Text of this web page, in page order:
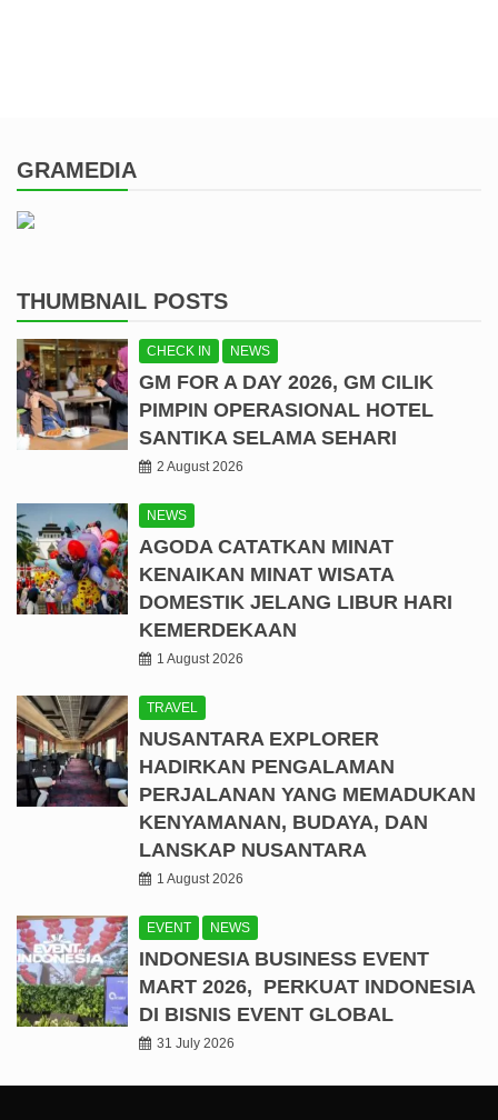
GRAMEDIA
THUMBNAIL POSTS
CHECK IN NEWS
GM FOR A DAY 2026, GM CILIK
PIMPIN OPERASIONAL HOTEL
SANTIKA SELAMA SEHARI
2 August 2026
NEWS
AGODA CATATKAN MINAT
KENAIKAN MINAT WISATA
DOMESTIK JELANG LIBUR HARI
KEMERDEKAAN
1 August 2026
TRAVEL
NUSANTARA EXPLORER
HADIRKAN PENGALAMAN
PERJALANAN YANG MEMADUKAN
KENYAMANAN, BUDAYA, DAN
LANSKAP NUSANTARA
1 August 2026
EVENT NEWS
INDONESIA BUSINESS EVENT
MART 2026, PERKUAT INDONESIA
DI BISNIS EVENT GLOBAL
31 July 2026